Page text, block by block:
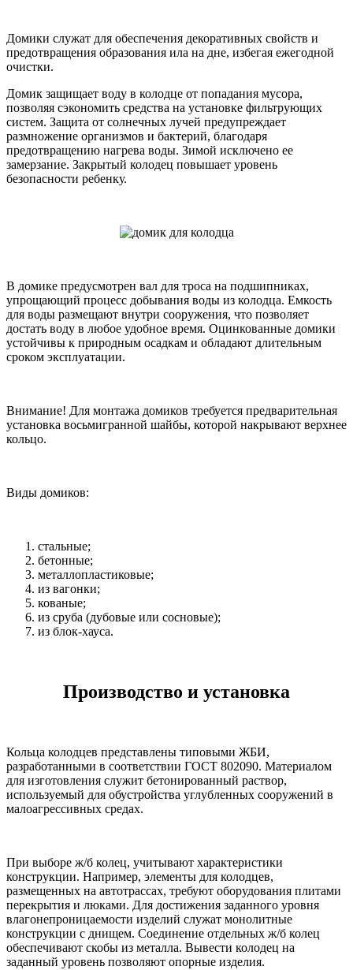
Домики служат для обеспечения декоративных свойств и
предотвращения образования ила на дне, избегая ежегодной
очистки.
Домик защищает воду в колодце от попадания мусора,
позволяя сэкономить средства на установке фильтрующих
систем. Защита от солнечных лучей предупреждает
размножение организмов и бактерий, благодаря
предотвращению нагрева воды. Зимой исключено ее
замерзание. Закрытый колодец повышает уровень
безопасности ребенку.
В домике предусмотрен вал для троса на подшипниках,
упрощающий процесс добывания воды из колодца. Емкость
для воды размещают внутри сооружения, что позволяет
достать воду в любое удобное время. Оцинкованные домики
устойчивы к природным осадкам и обладают длительным
сроком эксплуатации.
Внимание! Для монтажа домиков требуется предварительная
установка восьмигранной шайбы, которой накрывают верхнее
кольцо.
Виды домиков:
стальные;
бетонные;
металлопластиковые;
из вагонки;
кованые;
из сруба (дубовые или сосновые);
из блок-хауса.
Производство и установка
Кольца колодцев представлены типовыми ЖБИ,
разработанными в соответствии ГОСТ 802090. Материалом
для изготовления служит бетонированный раствор,
используемый для обустройства углубленных сооружений в
малоагрессивных средах.
При выборе ж/б колец, учитывают характеристики
конструкции. Например, элементы для колодцев,
размещенных на автотрассах, требуют оборудования плитами
перекрытия и люками. Для достижения заданного уровня
влагонепроницаемости изделий служат монолитные
конструкции с днищем. Соединение отдельных ж/б колец
обеспечивают скобы из металла. Вывести колодец на
заданный уровень позволяют опорные изделия.